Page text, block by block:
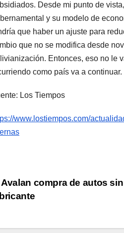
Desde mi punto de
y su modelo de
que haber un ajuste para
que no se modifica desde
Entonces, eso no le
como país va a continuar.
Los Tiempos
www.lostiempos.com/
Avalan compra de autos